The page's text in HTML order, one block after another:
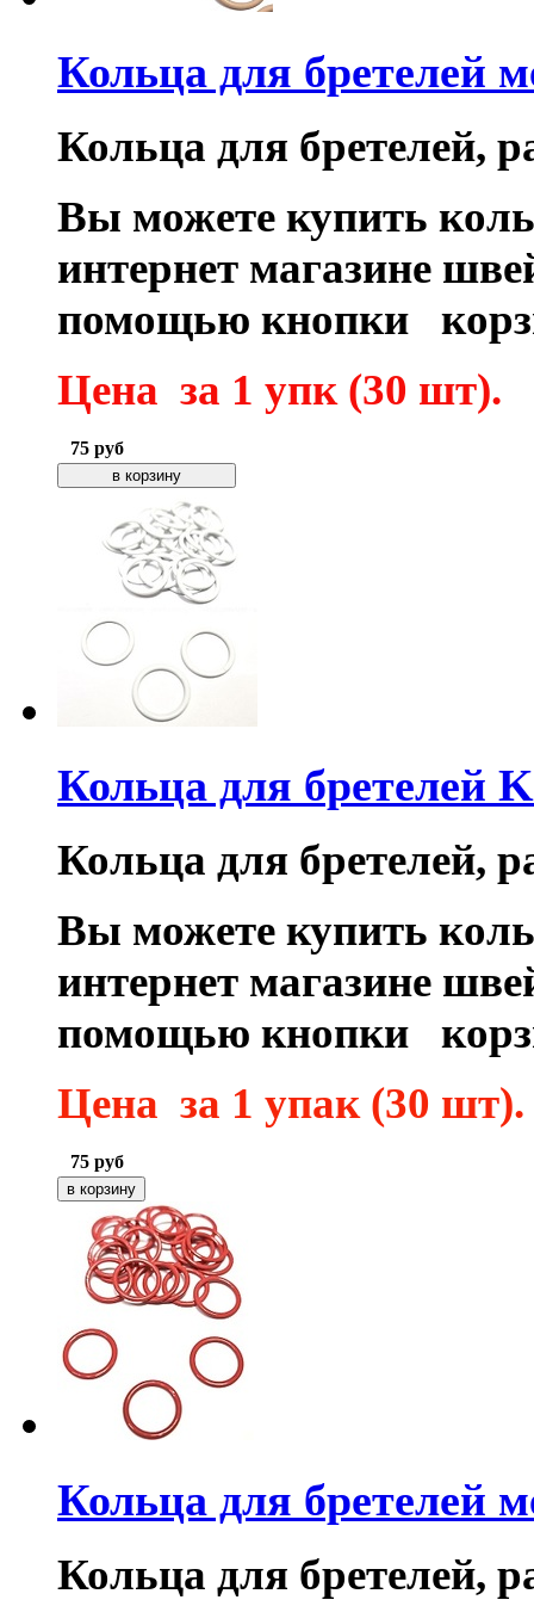
Кольца для бретелей
Кольца для бретелей,
Вы можете купить
интернет магазине
помощью кнопки
Цена за 1 упк (30 шт).
75 руб
Кольца для бретелей
Кольца для бретелей,
Вы можете купить
интернет магазине
помощью кнопки
Цена за 1 упак (30 шт).
75 руб
Кольца для бретелей
Кольца для бретелей,